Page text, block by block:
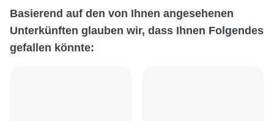
Basierend auf den von Ihnen angesehenen
Unterkünften glauben wir, dass Ihnen Folgendes
gefallen könnte: